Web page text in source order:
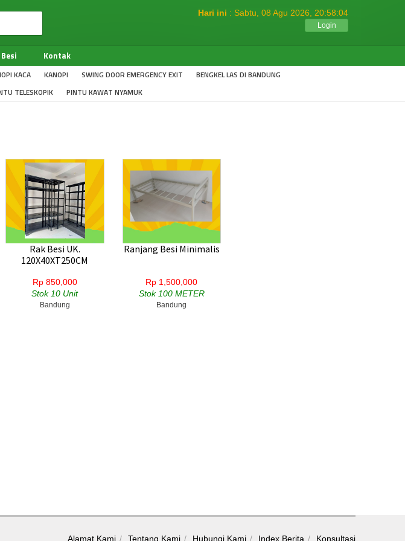
Hari ini : Sabtu, 08 Agu 2026, 20:58:05
Login
Kontak
KACA KANOPI SWING DOOR EMERGENCY EXIT
BENGKEL LAS DI BANDUNG
TELESKOPIK PINTU KAWAT NYAMUK
Rak Besi UK.
120X40XT250CM
Rp 850,000
Stok 10 Unit
Bandung
Ranjang Besi Minimalis
Rp 1,500,000
Stok 100 METER
Bandung
Alamat Kami Tentang Kami Hubungi Kami Index Berita Konsultasi